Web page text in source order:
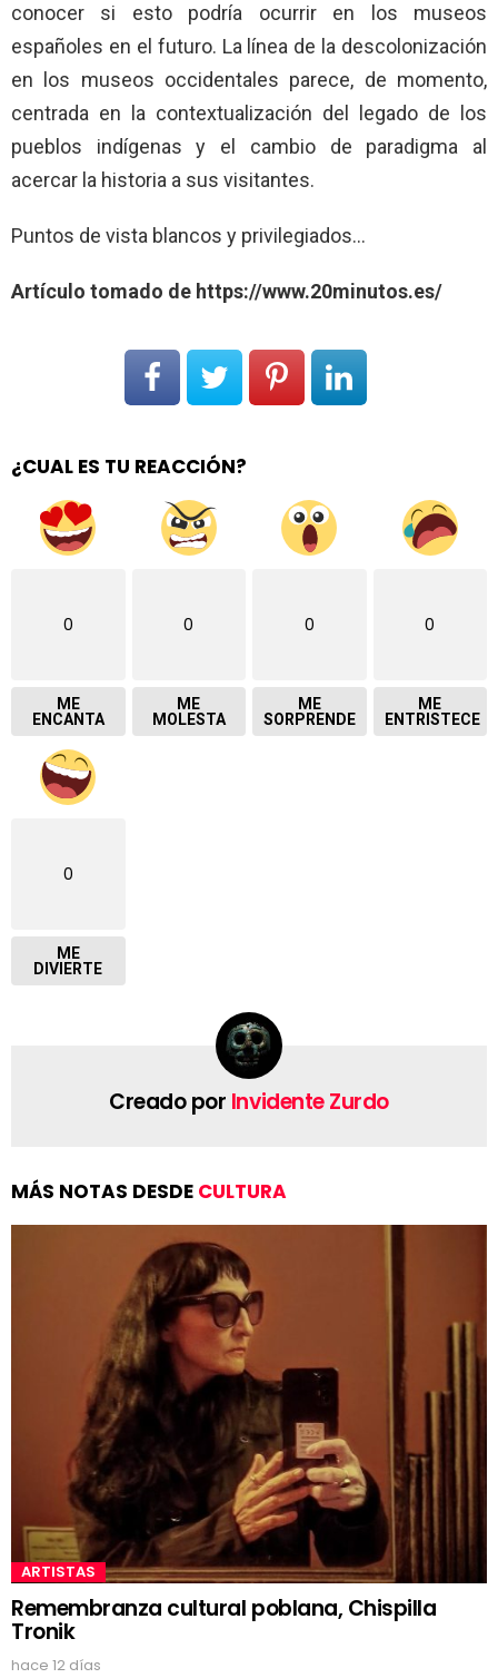
conocer si esto podría ocurrir en los museos
españoles en el futuro. La línea de la descolonización
en los museos occidentales parece, de momento,
centrada en la contextualización del legado de los
pueblos indígenas y el cambio de paradigma al
acercar la historia a sus visitantes.
Puntos de vista blancos y privilegiados…
Artículo tomado de https://www.20minutos.es/
¿CUAL ES TU REACCIÓN?
0
ME
ENCANTA
0
ME
MOLESTA
0
ME
SORPRENDE
0
ME
ENTRISTECE
0
ME
DIVIERTE
Creado por Invidente Zurdo
MÁS NOTAS DESDE CULTURA
ARTISTAS
Remembranza cultural poblana, Chispilla
Tronik
hace 12 días